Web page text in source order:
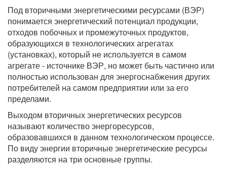
Под вторичными энергетическими ресурсами (ВЭР)
понимается энергетический потенциал продукции,
отходов побочных и промежуточных продуктов,
образующихся в технологических агрегатах
(установках), который не используется в самом
агрегате - источнике ВЭР, но может быть частично или
полностью использован для энергоснабжения других
потребителей на самом предприятии или за его
пределами.
Выходом вторичных энергетических ресурсов
называют количество энергоресурсов,
образовавшихся в данном технологическом процессе.
По виду энергии вторичные энергетические ресурсы
разделяются на три основные группы.